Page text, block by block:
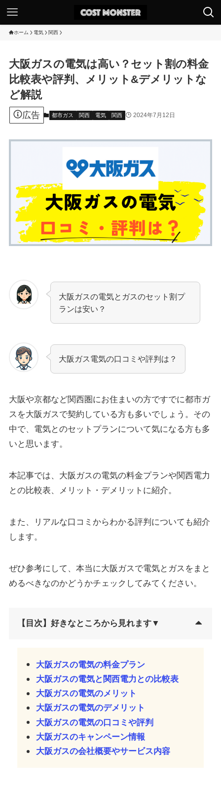
ホーム 電気 関西
大阪ガスの電気は高い？セット割の料金
比較表や評判、メリット&デメリットな
ど解説
広告 都市ガス 関西 電気 関西 2024年7月12日
大阪ガスの電気とガスのセット割プ
ランは安い？
大阪ガス電気の口コミや評判は？
大阪や京都など関西圏にお住まいの方ですでに都市ガ
スを大阪ガスで契約している方も多いでしょう。その
中で、電気とのセットプランについて気になる方も多
いと思います。
本記事では、大阪ガスの電気の料金プランや関西電力
との比較表、メリット・デメリットに紹介。
また、リアルな口コミからわかる評判についても紹介
します。
ぜひ参考にして、本当に大阪ガスで電気とガスをまと
めるべきなのかどうかチェックしてみてください。
【目次】好きなところから見れます▼
大阪ガスの電気の料金プラン
大阪ガスの電気と関西電力との比較表
大阪ガスの電気のメリット
大阪ガスの電気のデメリット
大阪ガスの電気の口コミや評判
大阪ガスのキャンペーン情報
大阪ガスの会社概要やサービス内容